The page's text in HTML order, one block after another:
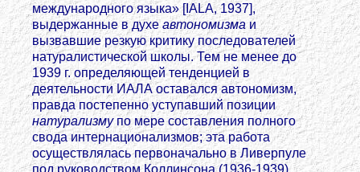
международного языка» [IALA, 1937],
выдержанные в духеавтономизмаи
вызвавшие резкую критику последователей
натуралистической школы. Тем не менее до
1939 г. определяющей тенденцией в
деятельности ИАЛА оставался автономизм,
правда постепенно уступавший позиции
натурализму по мере составления полного
свода интернационализмов; эта работа
осуществлялась первоначально в Ливерпуле
под руководством Коллинсона (1936-1939).